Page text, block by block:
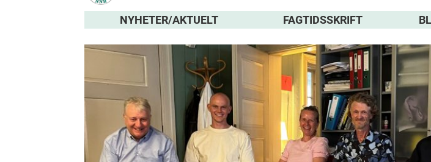
NYHETER/AKTUELT FAGTIDSSKRIFT